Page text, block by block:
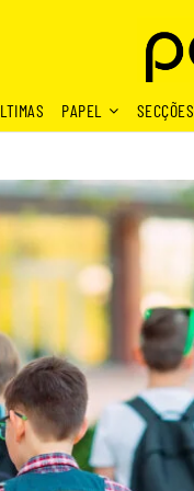
PAPEL SECÇÕES